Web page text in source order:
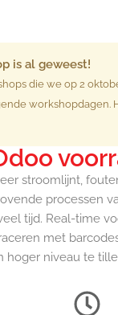
is al geweest!
die we op 2
workshopdagen.
stroomlijnt,
processen
tijd. Real-time
met
hoger niveau te